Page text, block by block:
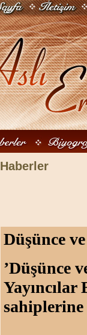
Haberler
Düşünce
’Düşünce